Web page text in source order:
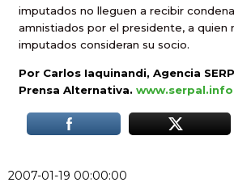
imputados no lleguen a recibir
amnistiados por el presidente, a quien
imputados consideran su socio.
Por Carlos Iaquinandi, Agencia
Prensa Alternativa. www.serpal.info
2007-01-19 00:00:00